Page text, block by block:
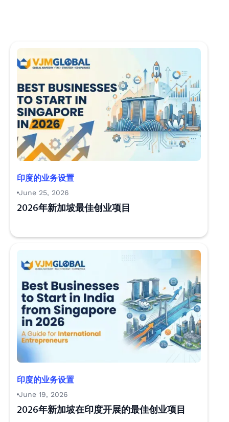
印度的业务设置
June 25, 2026
2026年新加坡最佳创业项目
印度的业务设置
June 19, 2026
2026年新加坡在印度开展的最佳创业项目